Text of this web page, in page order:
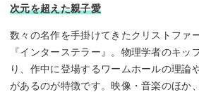
次元を超えた親子愛
数々の名作を手掛けてきたクリストファ
『インターステラー』。物理学者のキッ
り、作中に登場するワームホールの理論
があるのが特徴です。映像・音楽のほか